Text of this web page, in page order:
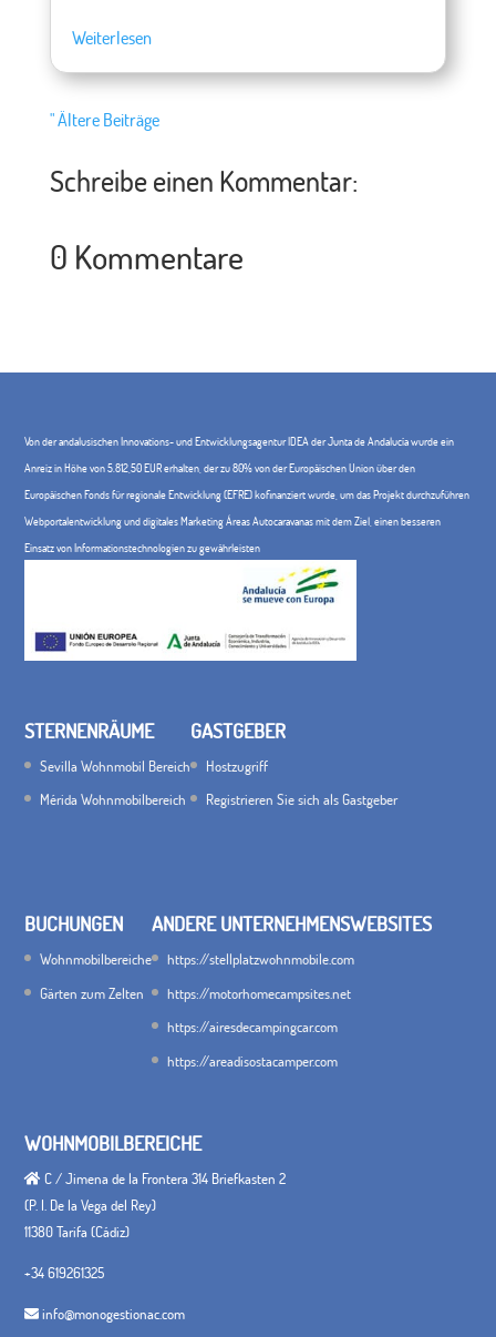
Weiterlesen
" Ältere Beiträge
Schreibe einen Kommentar:
0 Kommentare
Von der andalusischen Innovations- und Entwicklungsagentur IDEA der Junta de Andalucía wurde ein
Anreiz in Höhe von 5.812,50 EUR erhalten, der zu 80% von der Europäischen Union über den
Europäischen Fonds für regionale Entwicklung (EFRE) kofinanziert wurde, um das Projekt durchzuführen
Webportalentwicklung und digitales Marketing Áreas Autocaravanas mit dem Ziel, einen besseren
Einsatz von Informationstechnologien zu gewährleisten
STERNENRÄUME
Sevilla Wohnmobil Bereich
Mérida Wohnmobilbereich
GASTGEBER
Hostzugriff
Registrieren Sie sich als Gastgeber
BUCHUNGEN
Wohnmobilbereiche
Gärten zum Zelten
ANDERE UNTERNEHMENSWEBSITES
https://stellplatzwohnmobile.com
https://motorhomecampsites.net
https://airesdecampingcar.com
https://areadisostacamper.com
WOHNMOBILBEREICHE
C / Jimena de la Frontera 314 Briefkasten 2
(P. I. De la Vega del Rey)
11380 Tarifa (Cádiz)
+34 619261325
info@monogestionac.com